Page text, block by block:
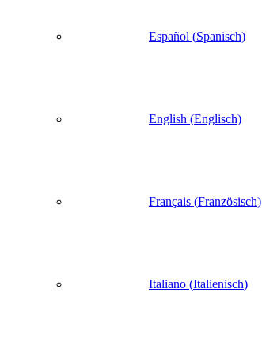
Español (Spanisch)
English (Englisch)
Français (Französisch)
Italiano (Italienisch)